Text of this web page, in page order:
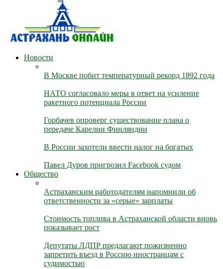
Новости
В Москве побит температурный рекорд 1892 года
НАТО согласовало меры в ответ на усиление
ракетного потенциала России
Горбачев опроверг существование плана о
передаче Карелии Финляндии
В России захотели ввести налог на богатых
Павел Дуров пригрозил Facebook судом
Общество
Астраханским работодателям напомнили об
ответственности за «серые» зарплаты
Стоимость топлива в Астраханской области вновь
показывает рост
Депутаты ЛДПР предлагают пожизненно
запретить въезд в Россию иностранцам с
судимостью